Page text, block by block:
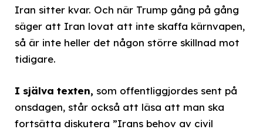
Iran sitter kvar. Och när Trump gång på gång
säger att Iran lovat att inte skaffa kärnvapen,
så är inte heller det någon större skillnad mot
tidigare.
I själva texten, som offentliggjordes sent på
onsdagen, står också att läsa att man ska
fortsätta diskutera ”Irans behov av civil